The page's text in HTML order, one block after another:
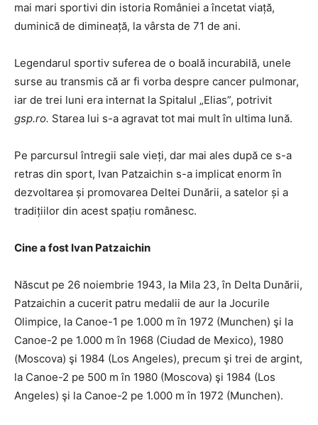
mai mari sportivi din istoria României a încetat viață,
duminică de dimineață, la vârsta de 71 de ani.
Legendarul sportiv suferea de o boală incurabilă, unele
surse au transmis că ar fi vorba despre cancer pulmonar,
iar de trei luni era internat la Spitalul „Elias”, potrivit
gsp.ro. Starea lui s-a agravat tot mai mult în ultima lună.
Pe parcursul întregii sale vieți, dar mai ales după ce s-a
retras din sport, Ivan Patzaichin s-a implicat enorm în
dezvoltarea și promovarea Deltei Dunării, a satelor și a
tradițiilor din acest spațiu românesc.
Cine a fost Ivan Patzaichin
Născut pe 26 noiembrie 1943, la Mila 23, în Delta Dunării,
Patzaichin a cucerit patru medalii de aur la Jocurile
Olimpice, la Canoe-1 pe 1.000 m în 1972 (Munchen) şi la
Canoe-2 pe 1.000 m în 1968 (Ciudad de Mexico), 1980
(Moscova) şi 1984 (Los Angeles), precum şi trei de argint,
la Canoe-2 pe 500 m în 1980 (Moscova) şi 1984 (Los
Angeles) şi la Canoe-2 pe 1.000 m în 1972 (Munchen).